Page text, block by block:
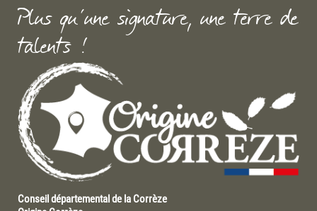
Plus qu'une signature, une terre de
talents !
Conseil départemental de la Corrèze